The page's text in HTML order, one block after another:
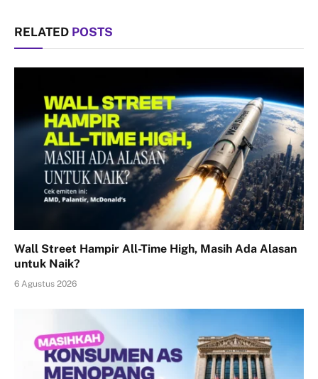
RELATED POSTS
Wall Street Hampir All-Time High, Masih Ada Alasan
untuk Naik?
6 Agustus 2026